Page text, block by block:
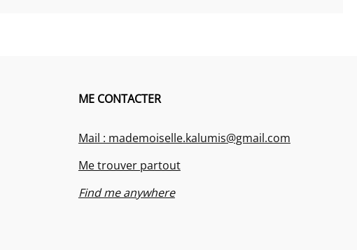
ME CONTACTER
Mail : mademoiselle.kalumis@gmail.com
Me trouver partout
Find me anywhere